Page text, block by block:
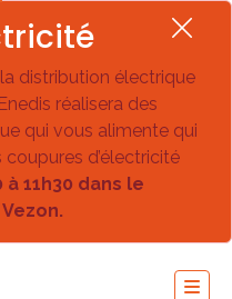
distribution électrique
réalisera des
qui vous alimente qui
d’électricité
11h30 dans le